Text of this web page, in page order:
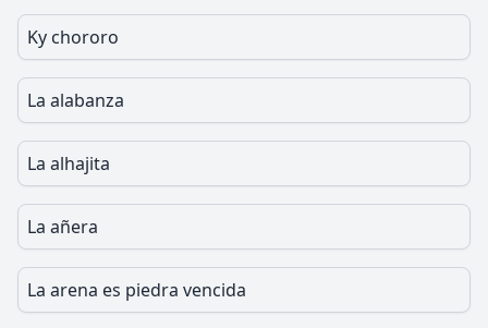
Ky chororo
La alabanza
La alhajita
La añera
La arena es piedra vencida